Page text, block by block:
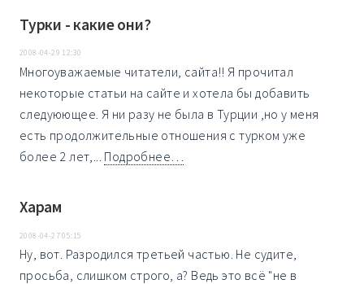
Турки - какие они?
2008-04-29 12:30
Многоуважаемые читатели, сайта!! Я прочитал
некоторые статьи на сайте и хотела бы добавить
следуюющее. Я ни разу не была в Турции ,но у меня
есть продолжительные отношения с турком уже
более 2 лет,... Подробнее…
Харам
2008-04-27 05:15
Ну, вот. Разродился третьей частью. Не судите,
просьба, слишком строго, а? Ведь это всё "не в